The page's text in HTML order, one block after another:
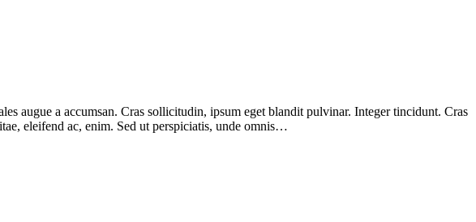
augue a accumsan. Cras sollicitudin, ipsum eget blandit pulvinar. Integer tincidunt. Cras
eleifend ac, enim. Sed ut perspiciatis, unde omnis…